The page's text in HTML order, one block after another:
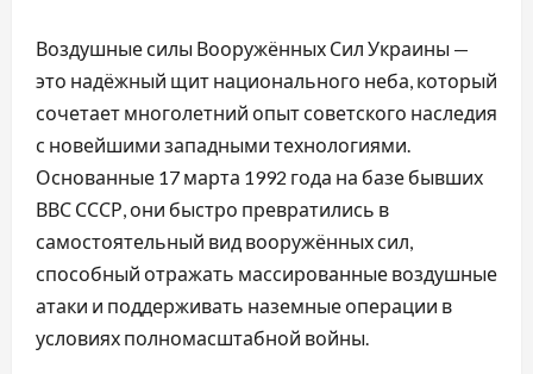
Воздушные силы Вооружённых Сил Украины —
это надёжный щит национального неба, который
сочетает многолетний опыт советского наследия
с новейшими западными технологиями.
Основанные 17 марта 1992 года на базе бывших
ВВС СССР, они быстро превратились в
самостоятельный вид вооружённых сил,
способный отражать массированные воздушные
атаки и поддерживать наземные операции в
условиях полномасштабной войны.